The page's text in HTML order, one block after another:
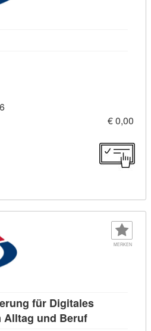
für alle (11456425)
€ 0,00
MERKEN
für Digitales
und BerufKursdetail: